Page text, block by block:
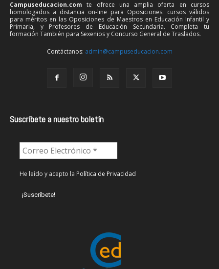
Campuseducacion.com te ofrece una amplia oferta en cursos
homologados a distancia on-line para Oposiciones: cursos válidos
para méritos en las Oposiciones de Maestros en Educación Infantil y
Primaria, y Profesores de Educación Secundaria. Completa tu
formación También para Sexenios y Concurso General de Traslados.
Contáctanos: admin@campuseducacion.com
Suscríbete a nuestro boletín
He leído y acepto la Política de Privacidad